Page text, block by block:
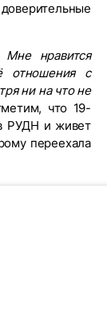
нравится
отношения с
ни на что не
что 19-
РУДН и живет
переехала